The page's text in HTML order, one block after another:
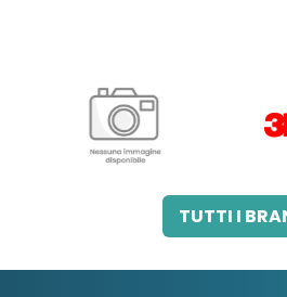
3M ITALIA SRLTUTTI I